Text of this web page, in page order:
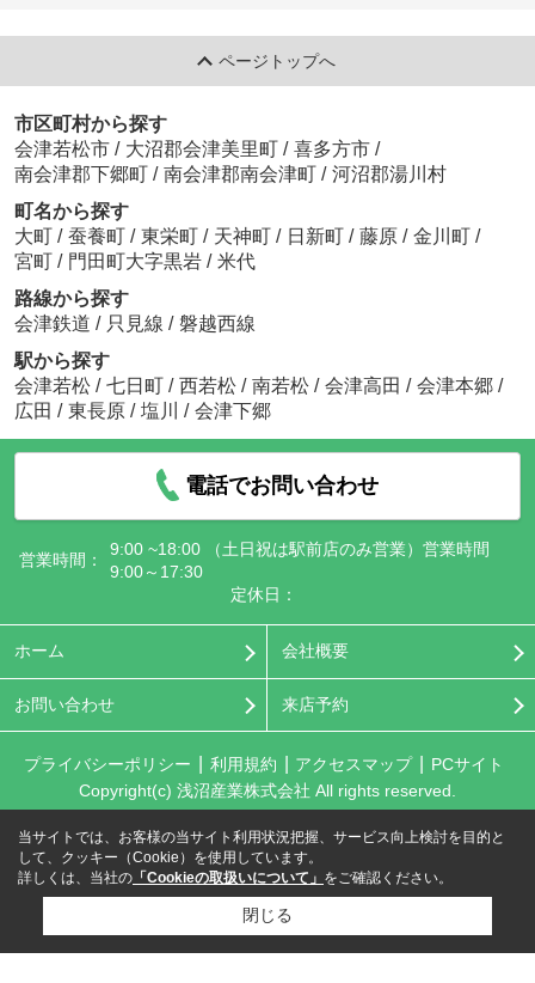
ページトップへ
市区町村から探す
会津若松市 / 大沼郡会津美里町 / 喜多方市 /
南会津郡下郷町 / 南会津郡南会津町 / 河沼郡湯川村
町名から探す
大町 / 蚕養町 / 東栄町 / 天神町 / 日新町 / 藤原 / 金川町 /
宮町 / 門田町大字黒岩 / 米代
路線から探す
会津鉄道 / 只見線 / 磐越西線
駅から探す
会津若松 / 七日町 / 西若松 / 南若松 / 会津高田 / 会津本郷 /
広田 / 東長原 / 塩川 / 会津下郷
電話でお問い合わせ
営業時間：
9:00 ~18:00 （土日祝は駅前店のみ営業）営業時間
9:00～17:30
定休日：
ホーム 会社概要
お問い合わせ 来店予約
プライバシーポリシー 利用規約 アクセスマップ
PCサイト
Copyright(c) 浅沼産業株式会社 All rights reserved.
当サイトでは、お客様の当サイト利用状況把握、サービス向上検討を目的と
して、クッキー（Cookie）を使用しています。
詳しくは、当社の 「Cookieの取扱いについて」 をご確認ください。
閉じる